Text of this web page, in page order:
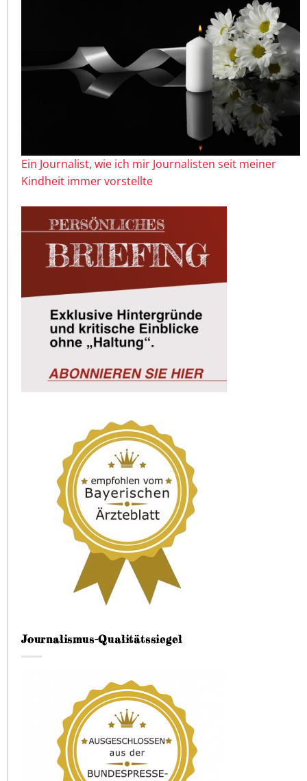
Ein Journalist, wie ich mir Journalisten seit meiner
Kindheit immer vorstellte
Journalismus-Qualitätssiegel